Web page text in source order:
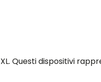
Questi dispositivi